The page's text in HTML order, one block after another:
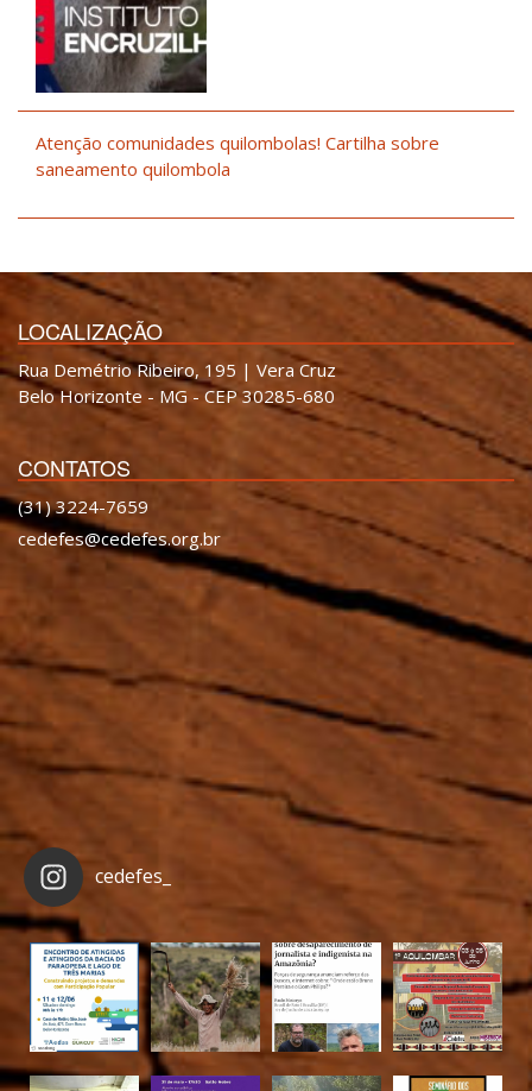
Atenção comunidades quilombolas! Cartilha sobre
saneamento quilombola
LOCALIZAÇÃO
Rua Demétrio Ribeiro, 195 | Vera Cruz
Belo Horizonte - MG - CEP 30285-680
CONTATOS
(31) 3224-7659
cedefes@cedefes.org.br
cedefes_